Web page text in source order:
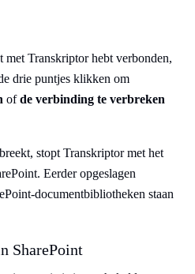
Transkriptor hebt verbonden,
drie puntjes klikken om
ofde verbinding te verbreken
stopt Transkriptor met het
Eerder opgeslagen
documentbibliotheken staan
SharePoint